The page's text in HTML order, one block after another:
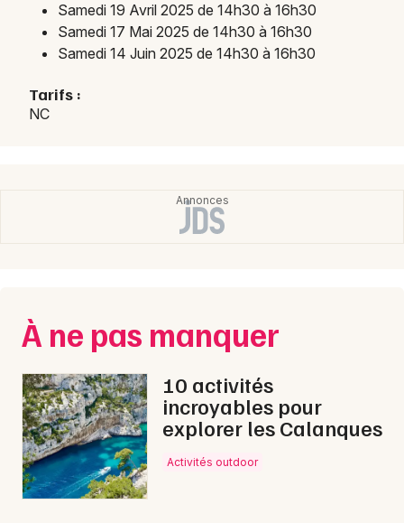
13 - Bouches du Rhône
Je m'abonne
Samedi 19 Avril 2025 de 14h30 à 16h30
Samedi 17 Mai 2025 de 14h30 à 16h30
Samedi 14 Juin 2025 de 14h30 à 16h30
Tarifs :
NC
À ne pas manquer
10 activités
incroyables pour
explorer les Calanques
Activités outdoor